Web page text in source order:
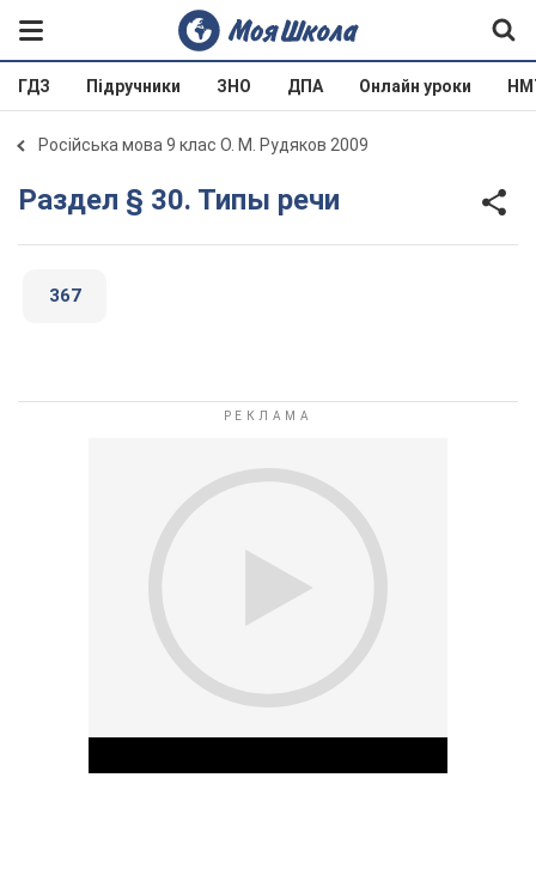
ГДЗ Підручники ЗНО ДПА Онлайн уроки
Російська мова 9 клас О. М. Рудяков 2009
Раздел § 30. Типы речи
367